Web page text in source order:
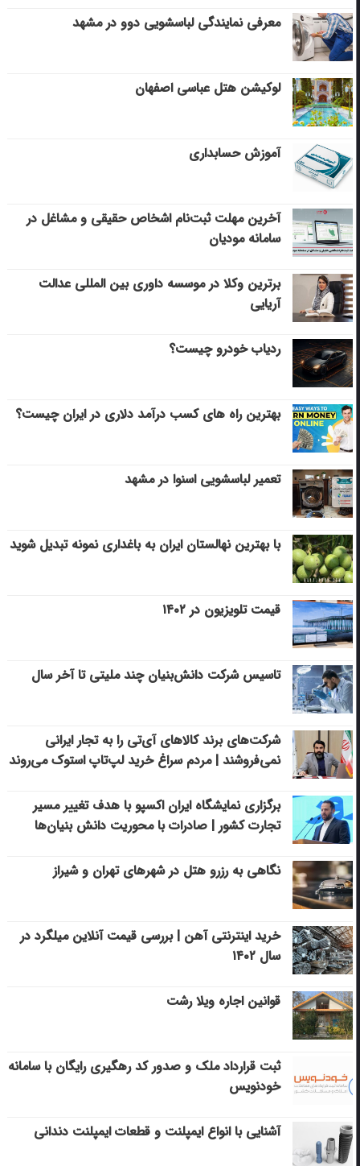
معرفی نمایندگی لباسشویی دوو در مشهد
لوکیشن هتل عباسی اصفهان
آموزش حسابداری
آخرین مهلت ثبت‌نام اشخاص حقیقی و مشاغل در
سامانه مودیان
برترین وکلا در موسسه داوری بین المللی عدالت
آریایی
ردیاب خودرو چیست؟
بهترین راه های کسب درآمد دلاری در ایران چیست؟
تعمیر لباسشویی اسنوا در مشهد
با بهترین نهالستان ایران به باغداری نمونه تبدیل شوید
قیمت تلویزیون در ۱۴۰۲
تاسیس شرکت دانش‌بنیان چند ملیتی تا آخر سال
شرکت‌های برند کالاهای آی‌تی را به تجار ایرانی
نمی‌فروشند | مردم سراغ خرید لپ‌تاپ استوک می‌روند
برگزاری نمایشگاه ایران اکسپو با هدف تغییر مسیر
تجارت کشور | صادرات با محوریت دانش بنیان‌ها
نگاهی به رزرو هتل در شهرهای تهران و شیراز
خرید اینترنتی آهن | بررسی قیمت آنلاین میلگرد در
سال ۱۴۰۲
قوانین اجاره ویلا رشت
ثبت قرارداد ملک و صدور کد رهگیری رایگان با سامانه
خودنویس
آشنایی با انواع ایمپلنت و قطعات ایمپلنت دندانی